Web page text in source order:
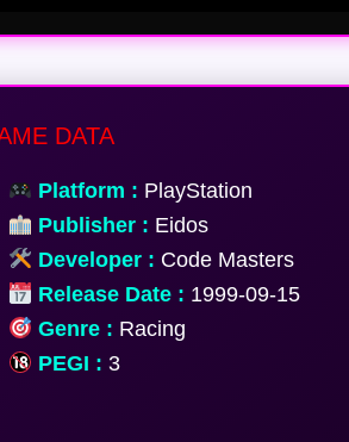
DATA
Platform : PlayStation
Publisher : Eidos
Developer : Code Masters
Release Date : 1999-09-15
Genre : Racing
PEGI : 3